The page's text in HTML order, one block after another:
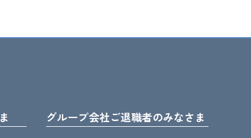
グループ会社ご退職者のみなさま